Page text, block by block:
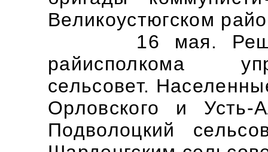
Великоустюгском
16 мая.
райисполкома
сельсовет.
Орловского и Усть-
Подволоцкий